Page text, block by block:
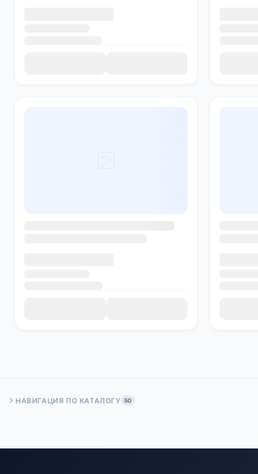
НАВИГАЦИЯ ПО КАТАЛОГУ 50